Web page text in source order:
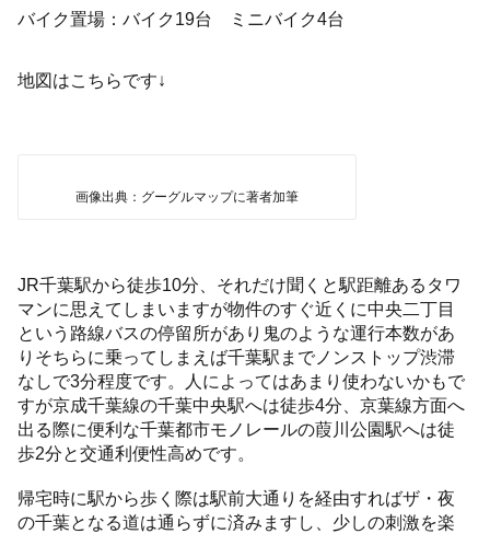
バイク置場：バイク19台 ミニバイク4台
地図はこちらです↓
画像出典：グーグルマップに著者加筆
JR千葉駅から徒歩10分、それだけ聞くと駅距離あるタワ
マンに思えてしまいますが物件のすぐ近くに中央二丁目
という路線バスの停留所があり鬼のような運行本数があ
りそちらに乗ってしまえば千葉駅までノンストップ渋滞
なしで3分程度です。人によってはあまり使わないかもで
すが京成千葉線の千葉中央駅へは徒歩4分、京葉線方面へ
出る際に便利な千葉都市モノレールの葭川公園駅へは徒
歩2分と交通利便性高めです。
帰宅時に駅から歩く際は駅前大通りを経由すればザ・夜
の千葉となる道は通らずに済みますし、少しの刺激を楽